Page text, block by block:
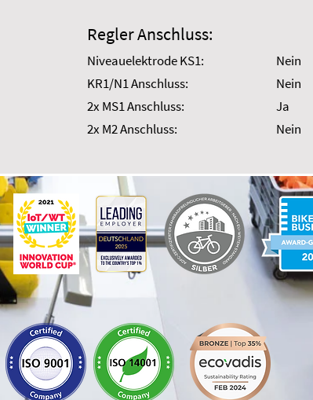
Regler Anschluss:
Niveauelektrode KS1:
KR1/N1 Anschluss:
2x MS1 Anschluss:
2x M2 Anschluss:
Nein
Nein
Ja
Nein